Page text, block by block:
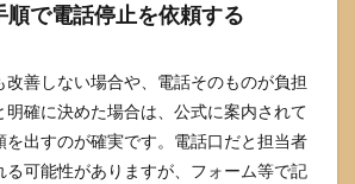
で電話停止を依頼する
善しない場合や、電話そのものが負担
明確に決めた場合は、公式に案内されて
を出すのが確実です。電話口だと担当者
る可能性がありますが、フォーム等で記